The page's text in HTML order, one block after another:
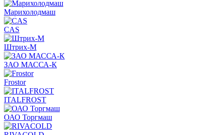
Марихолодмаш
CAS
Штрих-М
ЗАО МАССА-К
Frostor
ITALFROST
ОАО Торгмаш